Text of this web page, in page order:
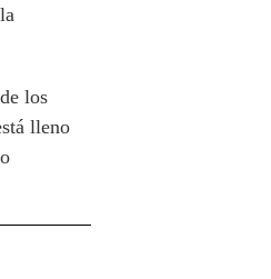
los
lleno